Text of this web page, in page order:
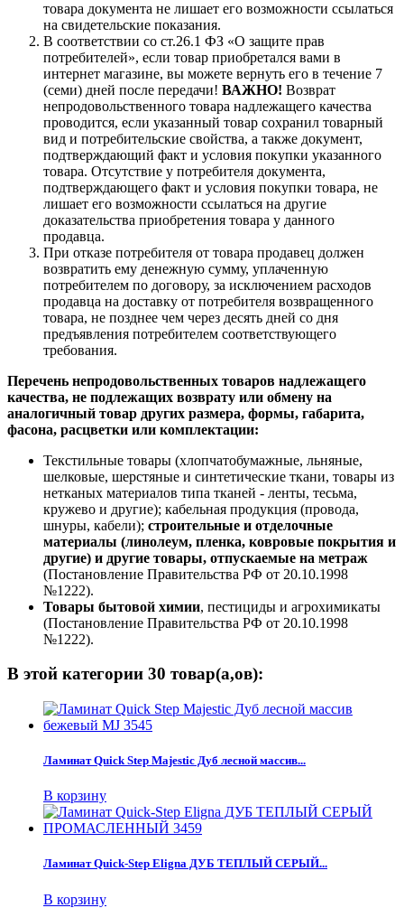
товара документа не лишает его возможности ссылаться
на свидетельские показания.
В соответствии со ст.26.1 ФЗ «О защите прав
потребителей», если товар приобретался вами в
интернет магазине, вы можете вернуть его в течение 7
(семи) дней после передачи! ВАЖНО! Возврат
непродовольственного товара надлежащего качества
проводится, если указанный товар сохранил товарный
вид и потребительские свойства, а также документ,
подтверждающий факт и условия покупки указанного
товара. Отсутствие у потребителя документа,
подтверждающего факт и условия покупки товара, не
лишает его возможности ссылаться на другие
доказательства приобретения товара у данного
продавца.
При отказе потребителя от товара продавец должен
возвратить ему денежную сумму, уплаченную
потребителем по договору, за исключением расходов
продавца на доставку от потребителя возвращенного
товара, не позднее чем через десять дней со дня
предъявления потребителем соответствующего
требования.
Перечень непродовольственных товаров надлежащего
качества, не подлежащих возврату или обмену на
аналогичный товар других размера, формы, габарита,
фасона, расцветки или комплектации:
Текстильные товары (хлопчатобумажные, льняные,
шелковые, шерстяные и синтетические ткани, товары из
нетканых материалов типа тканей - ленты, тесьма,
кружево и другие); кабельная продукция (провода,
шнуры, кабели); строительные и отделочные
материалы (линолеум, пленка, ковровые покрытия и
другие) и другие товары, отпускаемые на метраж
(Постановление Правительства РФ от 20.10.1998
№1222).
Товары бытовой химии, пестициды и агрохимикаты
(Постановление Правительства РФ от 20.10.1998
№1222).
В этой категории 30 товар(а,ов):
Ламинат Quick Step Majestic Дуб лесной массив...
В корзину
Ламинат Quick-Step Eligna ДУБ ТЕПЛЫЙ СЕРЫЙ...
В корзину